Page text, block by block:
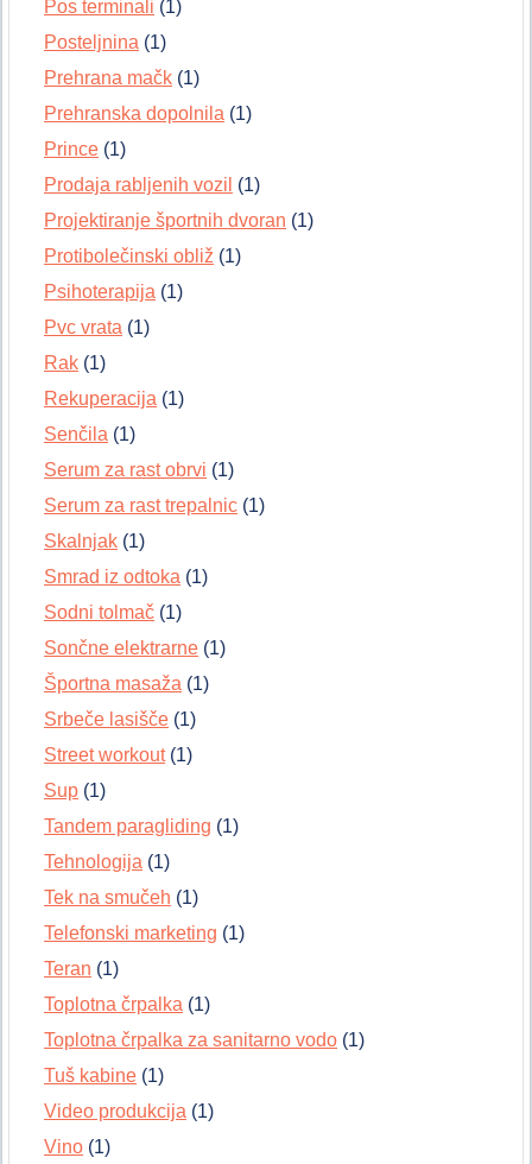
Pos terminali (1)
Posteljnina (1)
Prehrana mačk (1)
Prehranska dopolnila (1)
Prince (1)
Prodaja rabljenih vozil (1)
Projektiranje športnih dvoran (1)
Protibolečinski obliž (1)
Psihoterapija (1)
Pvc vrata (1)
Rak (1)
Rekuperacija (1)
Senčila (1)
Serum za rast obrvi (1)
Serum za rast trepalnic (1)
Skalnjak (1)
Smrad iz odtoka (1)
Sodni tolmač (1)
Sončne elektrarne (1)
Športna masaža (1)
Srbeče lasišče (1)
Street workout(1)
Sup (1)
Tandem paragliding (1)
Tehnologija (1)
Tek na smučeh (1)
Telefonski marketing (1)
Teran (1)
Toplotna črpalka (1)
Toplotna črpalka za sanitarno vodo (1)
Tuš kabine (1)
Video produkcija (1)
Vino (1)